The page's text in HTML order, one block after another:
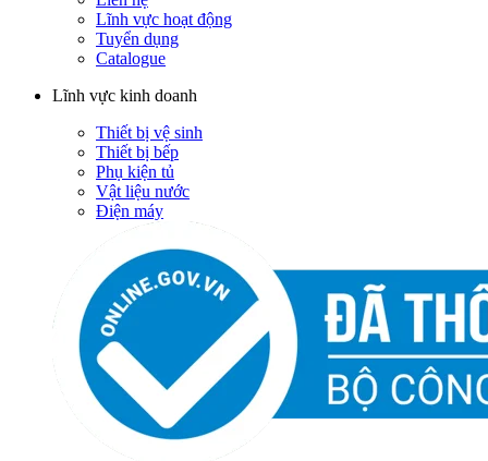
Lĩnh vực hoạt động
Tuyển dụng
Catalogue
Lĩnh vực kinh doanh
Thiết bị vệ sinh
Thiết bị bếp
Phụ kiện tủ
Vật liệu nước
Điện máy